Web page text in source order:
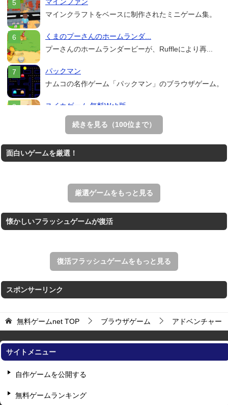
マインファン
マインクラフトをベースに制作されたミニゲーム集。
くまのプーさんのホームランダ...
プーさんのホームランダービーが、Ruffleにより再...
パックマン
ナムコの名作ゲーム「パックマン」のブラウザゲーム。
スイカゲーム 無料Web版
スイカゲームをスクラッチで再現した無料Web版。
リアルな麻雀牌を使う18種類の上海ゲーム。
すべての矢印を画面外へ導くパズルゲーム。
続きを見る（100位まで）
面白いゲームを厳選！
厳選ゲームをもっと見る
懐かしいフラッシュゲームが復活
復活フラッシュゲームをもっと見る
スポンサーリンク
無料ゲームnet TOP ブラウザゲーム アドベンチャー
サイトメニュー
自作ゲームを公開する
無料ゲームランキング